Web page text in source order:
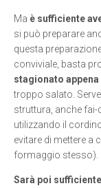
Ma è sufficiente
si può preparare
questa
conviviale, basta
stagionato
troppo salato.
struttura, anche fai-
utilizzando il
evitare di mettere a
formaggio stesso).
Sarà poi